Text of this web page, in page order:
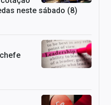
neste sábado (8)